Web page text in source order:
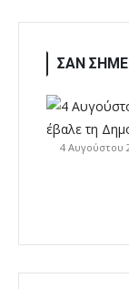
ΣΑΝ
4 Αυγούστου